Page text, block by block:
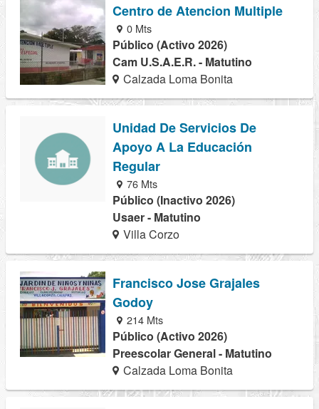
Centro de Atencion Multiple
0 Mts
Público (Activo 2026)
Cam U.S.A.E.R. - Matutino
Calzada Loma Bonita
Unidad De Servicios De
Apoyo A La Educación
Regular
76 Mts
Público (Inactivo 2026)
Usaer - Matutino
Villa Corzo
Francisco Jose Grajales
Godoy
214 Mts
Público (Activo 2026)
Preescolar General - Matutino
Calzada Loma Bonita